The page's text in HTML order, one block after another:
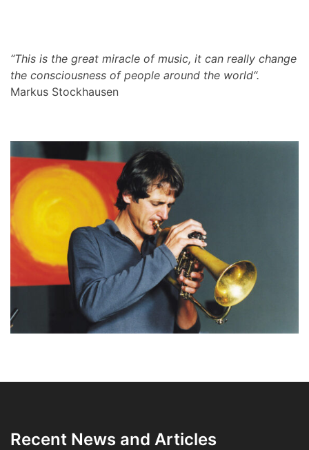
“This is the great miracle of music, it can really change
the consciousness of people around the world“.
Markus Stockhausen
Recent News and Articles